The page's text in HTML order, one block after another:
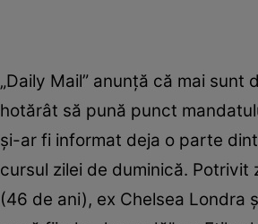
„Daily Mail” anunță că mai
hotărât să pună punct
și-ar fi informat deja o parte
cursul zilei de duminică.
(46 de ani), ex Chelsea Londra